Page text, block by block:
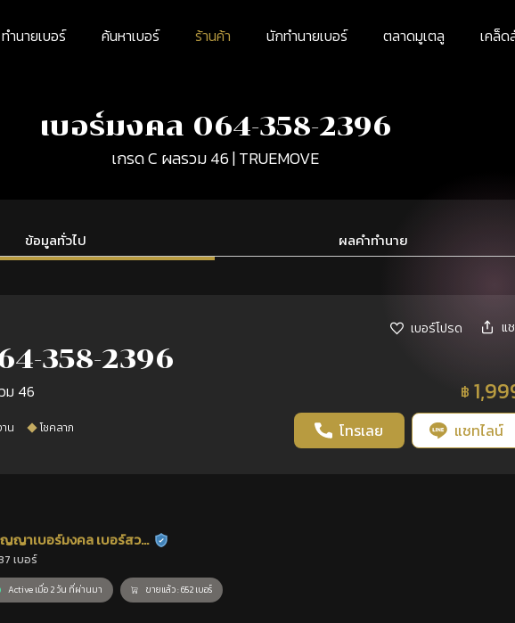
ทำนายเบอร์ ค้นหาเบอร์ ร้านค้า นักทำนายเบอร์ ตลาดมูเตลู เคล็ด
เบอร์มงคล 064-358-2396
เกรด C ผลรวม 46 | TRUEMOVE
ข้อมูลทั่วไป ผลคำทำนาย
เบอร์โปรด แ
358-2396
ม 46 ฿
น โชคลาภ โทรเลย แชทไลน์
ญาเบอร์มงคล เบอร์สวย
าสตร์
ร้านยืนยันแล้ว
เบอร์
Active เมื่อ 2 วัน ที่ผ่านมา ขายแล้ว : 652 เบอร์